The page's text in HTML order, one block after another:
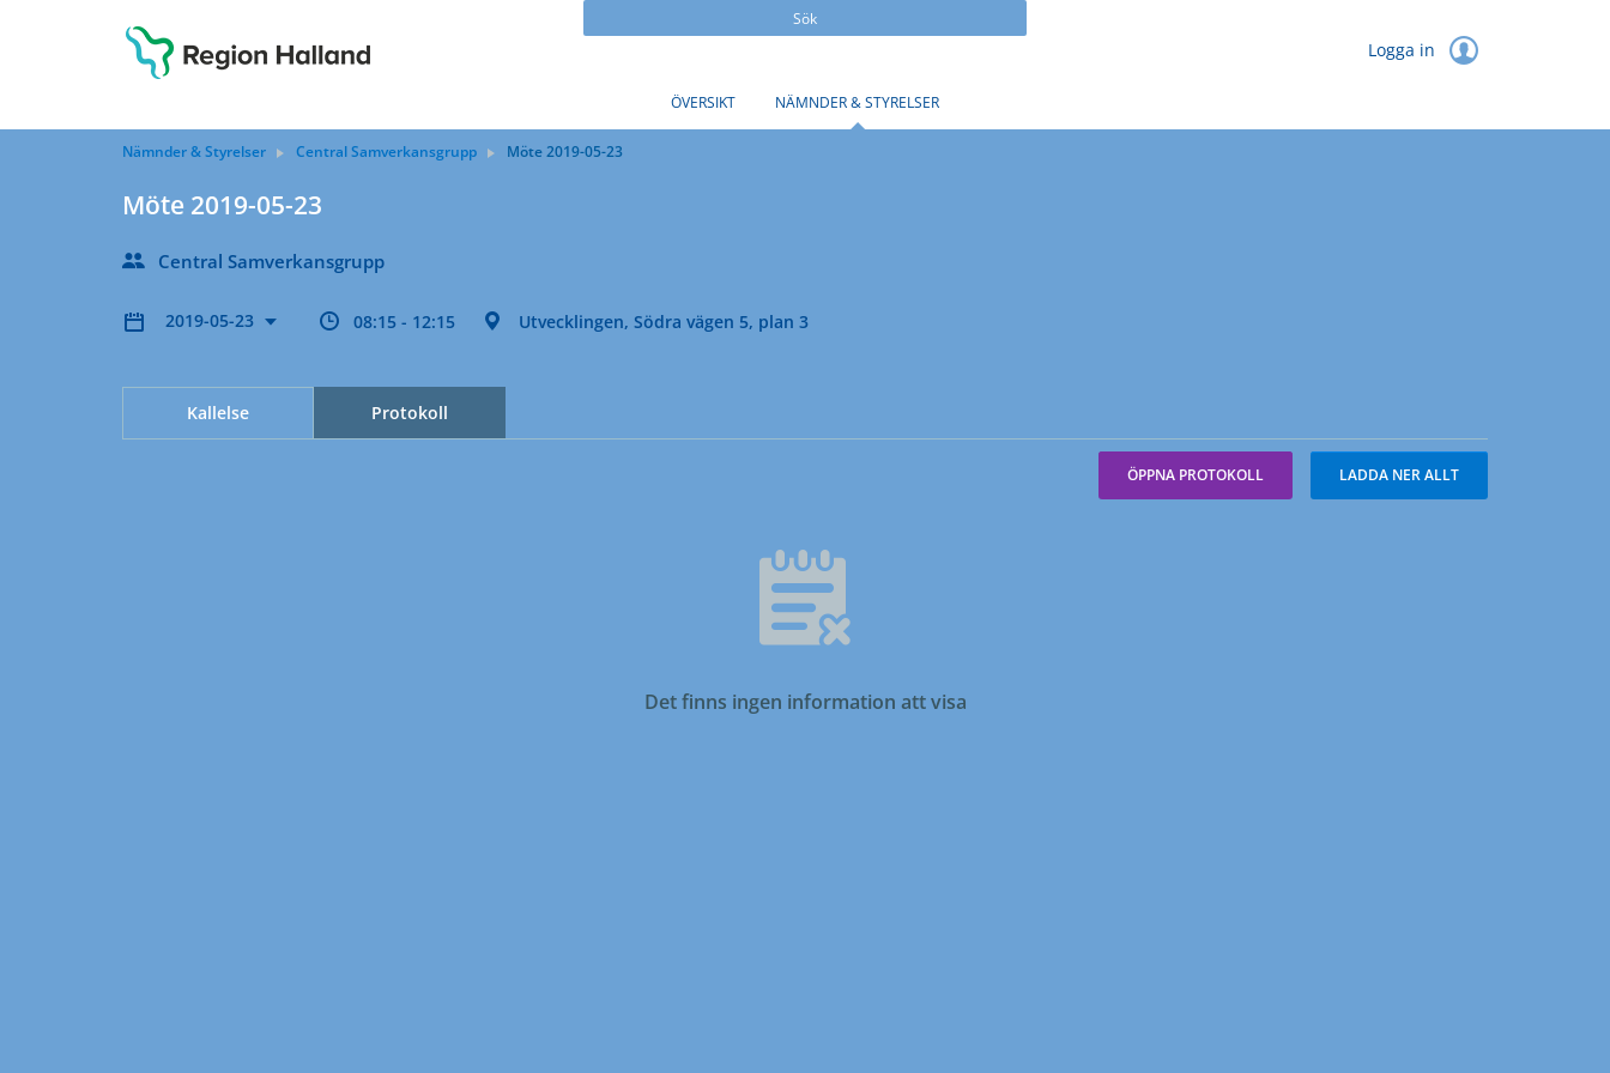
Sök
Logga in
ÖVERSIKT NÄMNDER & STYRELSER
Nämnder & Styrelser Central Samverkansgrupp Möte 2019-05-23
Möte 2019-05-23
Central Samverkansgrupp
2019-05-23 08:15 - 12:15 Utvecklingen, Södra vägen 5, plan 3
Kallelse Protokoll
ÖPPNA PROTOKOLL LADDA NER ALLT
Det finns ingen information att visa